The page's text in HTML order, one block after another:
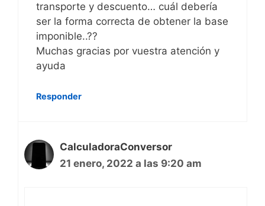
transporte y descuento… cuál debería
ser la forma correcta de obtener la base
imponible..??
Muchas gracias por vuestra atención y
ayuda
Responder
CalculadoraConversor
21 enero, 2022 a las 9:20 am